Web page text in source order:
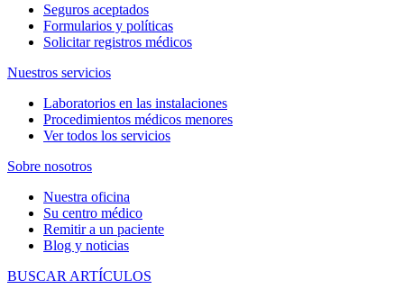
Seguros aceptados
Formularios y políticas
Solicitar registros médicos
Nuestros servicios
Laboratorios en las instalaciones
Procedimientos médicos menores
Ver todos los servicios
Sobre nosotros
Nuestra oficina
Su centro médico
Remitir a un paciente
Blog y noticias
BUSCAR ARTÍCULOS